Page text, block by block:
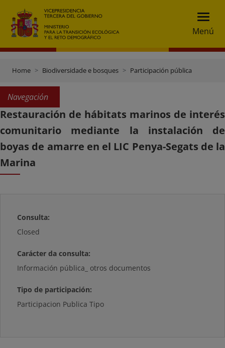
Menú
Home Biodiversidade e bosques Participación pública
Navegación
Restauración de hábitats marinos de interés
comunitario mediante la instalación de
boyas de amarre en el LIC Penya-Segats de la
Marina
Consulta:
Closed
Carácter da consulta:
Información pública_ otros documentos
Tipo de participación:
Participacion Publica Tipo